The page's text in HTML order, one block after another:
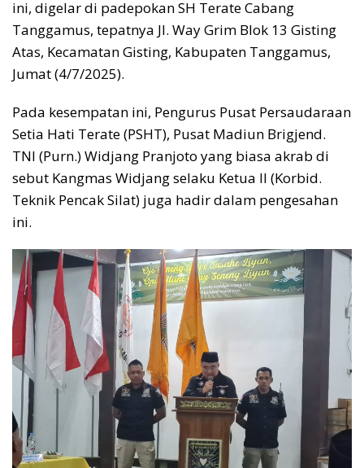
ini, digelar di padepokan SH Terate Cabang
Tanggamus, tepatnya Jl. Way Grim Blok 13 Gisting
Atas, Kecamatan Gisting, Kabupaten Tanggamus,
Jumat (4/7/2025).
Pada kesempatan ini, Pengurus Pusat Persaudaraan
Setia Hati Terate (PSHT), Pusat Madiun Brigjend.
TNI (Purn.) Widjang Pranjoto yang biasa akrab di
sebut Kangmas Widjang selaku Ketua II (Korbid.
Teknik Pencak Silat) juga hadir dalam pengesahan
ini.